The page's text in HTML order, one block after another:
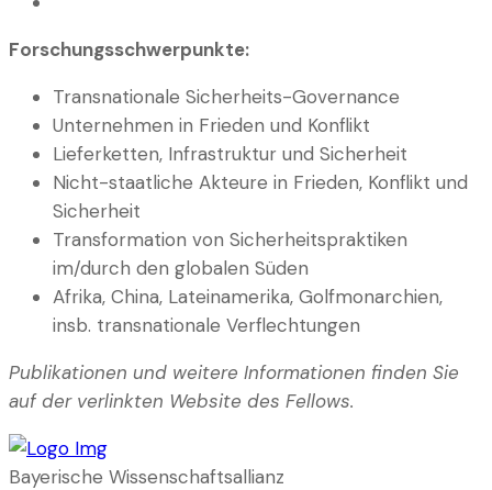
Forschungsschwerpunkte:
Transnationale Sicherheits-Governance
Unternehmen in Frieden und Konflikt
Lieferketten, Infrastruktur und Sicherheit
Nicht-staatliche Akteure in Frieden, Konflikt und
Sicherheit
Transformation von Sicherheitspraktiken
im/durch den globalen Süden
Afrika, China, Lateinamerika, Golfmonarchien,
insb. transnationale Verflechtungen
Publikationen und weitere Informationen finden Sie
auf der verlinkten Website des Fellows.
Bayerische Wissenschaftsallianz